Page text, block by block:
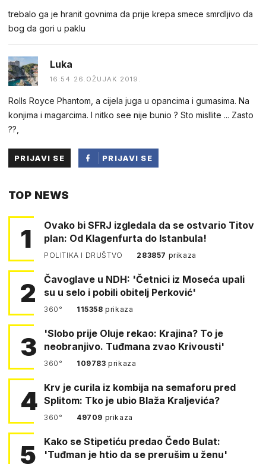
trebalo ga je hranit govnima da prije krepa smece smrdljivo da
bog da gori u paklu
Luka
16:54 26.OŽUJAK 2019.
Rolls Royce Phantom, a cijela juga u opancima i gumasima. Na
konjima i magarcima. I nitko see nije bunio ? Sto misllite ... Zasto
??,
PRIJAVI SE
PRIJAVI SE
TOP NEWS
1
Ovako bi SFRJ izgledala da se ostvario Titov
plan: Od Klagenfurta do Istanbula!
POLITIKA I DRUŠTVO 283857 prikaza
2
Čavoglave u NDH: 'Četnici iz Moseća upali
su u selo i pobili obitelj Perković'
360° 115358prikaza
3
'Slobo prije Oluje rekao: Krajina? To je
neobranjivo. Tuđmana zvao Krivousti'
360° 109783prikaza
4 Krv je curila iz kombija na semaforu pred
Splitom: Tko je ubio Blaža Kraljevića?
360° 49709 prikaza
5
Kako se Stipetiću predao Čedo Bulat:
'Tuđman je htio da se prerušim u ženu'